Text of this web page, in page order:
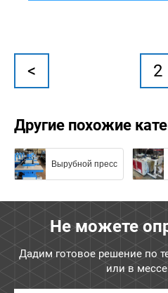
< 2
Другие похожие
Вырубной пресс
Не можете
Дадим готовое решение по
или в